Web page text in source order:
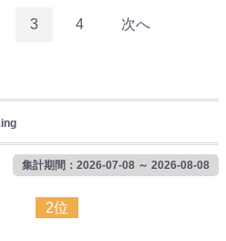
3 4 次へ
集計期間：2026-07-08 ～ 2026-08-08
2位